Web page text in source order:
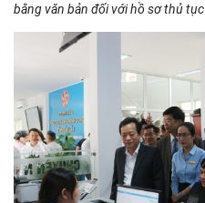
bằng văn bản đối với hồ sơ thủ